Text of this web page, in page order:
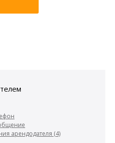
арендодателя (4)